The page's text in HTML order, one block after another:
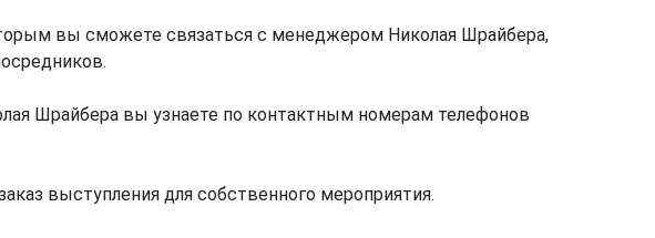
вы сможете связаться с менеджером Николая Шрайбера,
Шрайбера вы узнаете по контактным номерам телефонов
выступления для собственного мероприятия.